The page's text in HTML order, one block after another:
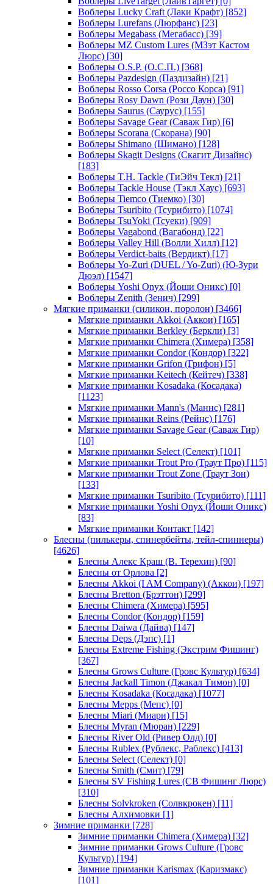
Воблеры Lucky Craft (Лаки Крафт) [852]
Воблеры Lurefans (Люрфанс) [23]
Воблеры Megabass (Мегабасс) [39]
Воблеры MZ Custom Lures (МЗэт Кастом
Люрс) [30]
Воблеры O.S.P. (О.С.П.) [368]
Воблеры Pazdesign (Паздизайн) [21]
Воблеры Rosso Corsa (Россо Корса) [91]
Воблеры Rosy Dawn (Рози Даун) [30]
Воблеры Saurus (Саурус) [155]
Воблеры Savage Gear (Саваж Гир) [6]
Воблеры Scorana (Скорана) [90]
Воблеры Shimano (Шимано) [128]
Воблеры Skagit Designs (Скагит Дизайнс)
[183]
Воблеры T.H. Tackle (ТиЭйч Текл) [21]
Воблеры Tackle House (Тэкл Хаус) [693]
Воблеры Tiemco (Тиемко) [30]
Воблеры Tsuribito (Тсурибито) [1074]
Воблеры TsuYoki (Тсуеки) [909]
Воблеры Vagabond (Вагабонд) [22]
Воблеры Valley Hill (Волли Хилл) [12]
Воблеры Verdict-baits (Вердикт) [17]
Воблеры Yo-Zuri (DUEL / Yo-Zuri) (Ю-Зури
Дюэл) [1547]
Воблеры Yoshi Onyx (Йоши Оникс) [0]
Воблеры Zenith (Зенич) [299]
Мягкие приманки (силикон, поролон) [3466]
Мягкие приманки Akkoi (Аккои) [165]
Мягкие приманки Berkley (Беркли) [3]
Мягкие приманки Chimera (Химера) [358]
Мягкие приманки Condor (Кондор) [322]
Мягкие приманки Grifon (Грифон) [5]
Мягкие приманки Keitech (Кейтеч) [338]
Мягкие приманки Kosadaka (Косадака)
[1123]
Мягкие приманки Mann's (Маннс) [281]
Мягкие приманки Reins (Рейнс) [176]
Мягкие приманки Savage Gear (Саваж Гир)
[10]
Мягкие приманки Select (Селект) [101]
Мягкие приманки Trout Pro (Траут Про) [115]
Мягкие приманки Trout Zone (Траут Зон)
[133]
Мягкие приманки Tsuribito (Тсурибито) [111]
Мягкие приманки Yoshi Onyx (Йоши Оникс)
[83]
Мягкие приманки Контакт [142]
Блесны (пилькеры, спинербейты, тейл-спиннеры)
[4626]
Блесны Алекс Краш (В. Терехин) [90]
Блесны от Орлова [2]
Блесны Akkoi (I AM Company) (Аккои) [197]
Блесны Bretton (Брэттон) [299]
Блесны Chimera (Химера) [595]
Блесны Condor (Кондор) [159]
Блесны Daiwa (Дайва) [147]
Блесны Deps (Дэпс) [1]
Блесны Extreme Fishing (Экстрим Фишинг)
[367]
Блесны Grows Culture (Гровс Культур) [634]
Блесны Jackall Timon (Джакал Тимон) [0]
Блесны Kosadaka (Косадака) [1077]
Блесны Mepps (Мепс) [0]
Блесны Miari (Миари) [15]
Блесны Myran (Мюран) [229]
Блесны River Old (Ривер Олд) [0]
Блесны Rublex (Рублекс, Раблекс) [413]
Блесны Select (Селект) [0]
Блесны Smith (Смит) [79]
Блесны SV Fishing Lures (СВ Фишинг Люрс)
[310]
Блесны Solvkroken (Солвкрокен) [11]
Блесны Алхимовки [1]
Зимние приманки [728]
Зимние приманки Chimera (Химера) [32]
Зимние приманки Grows Culture (Гровс
Культур) [194]
Зимние приманки Karismax (Каризмакс)
[101]